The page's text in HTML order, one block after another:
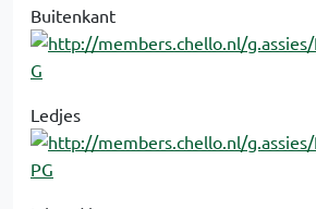
Buitenkant
Ledjes